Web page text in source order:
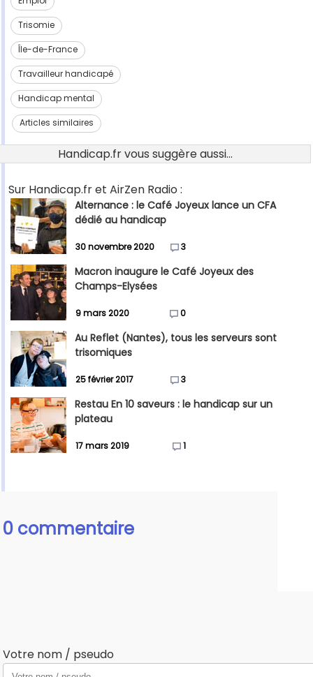
Trisomie
Île-de-France
Travailleur handicapé
Handicap mental
Articles similaires
Handicap.fr vous suggère aussi...
Sur Handicap.fr et AirZen Radio :
Alternance : le Café Joyeux lance un CFA
dédié au handicap
30 novembre 2020 3
Macron inaugure le Café Joyeux des
Champs-Elysées
9 mars 2020 0
Au Reflet (Nantes), tous les serveurs sont
trisomiques
25 février 2017 3
Restau En 10 saveurs : le handicap sur un
plateau
17 mars 2019 1
0 commentaire
Votre nom / pseudo